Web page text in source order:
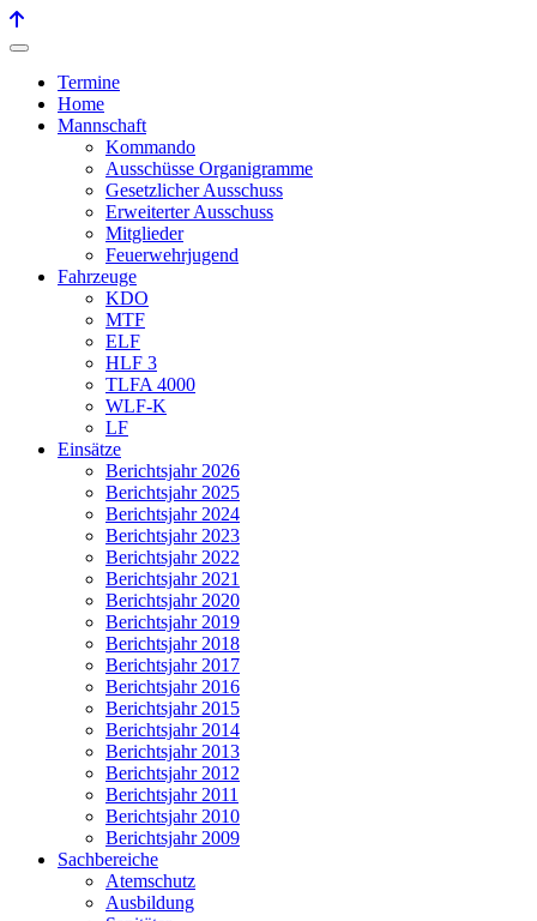
Termine
Home
Mannschaft
Kommando
Ausschüsse Organigramme
Gesetzlicher Ausschuss
Erweiterter Ausschuss
Mitglieder
Feuerwehrjugend
Fahrzeuge
KDO
MTF
ELF
HLF 3
TLFA 4000
WLF-K
LF
Einsätze
Berichtsjahr 2026
Berichtsjahr 2025
Berichtsjahr 2024
Berichtsjahr 2023
Berichtsjahr 2022
Berichtsjahr 2021
Berichtsjahr 2020
Berichtsjahr 2019
Berichtsjahr 2018
Berichtsjahr 2017
Berichtsjahr 2016
Berichtsjahr 2015
Berichtsjahr 2014
Berichtsjahr 2013
Berichtsjahr 2012
Berichtsjahr 2011
Berichtsjahr 2010
Berichtsjahr 2009
Sachbereiche
Atemschutz
Ausbildung